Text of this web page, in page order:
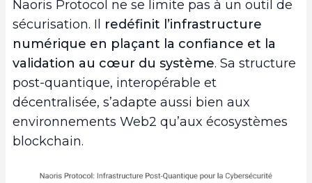
Naoris Protocol ne se limite pas à un outil de
sécurisation. Il redéfinit l’infrastructure
numérique en plaçant la confiance et la
validation au cœur du système. Sa structure
post-quantique, interopérable et
décentralisée, s’adapte aussi bien aux
environnements Web2 qu’aux écosystèmes
blockchain.